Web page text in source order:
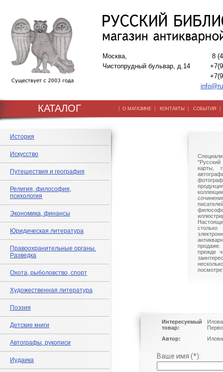
Москва,
Чистопрудный бульвар, д.14
8
КАТАЛОГ | О МАГАЗИНЕ | КОНТАКТЫ | СОБЫТИЯ
История
Искусство
Путешествия и география
Религия, философия,
психология
Экономика, финансы
Юридическая литература
Правоохранительные органы.
Разведка
Охота, рыболовство, спорт
Художественная литература
Поэзия
Детские книги
Автографы, рукописи
Иудаика
"Русский
карты,
столько
прежде
Интересуемый
товар:
Автор:
Ваше имя (*):